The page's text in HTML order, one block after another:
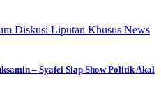
Diskusi Liputan Khusus News
– Syafei Siap Show Politik Akal